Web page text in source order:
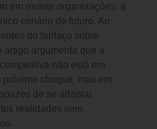
em muitas organizações: a
cenário de futuro. Ao
do tarifaço sobre
argumenta que a
não está em
choque, mas em
de se adaptar
realidades sem